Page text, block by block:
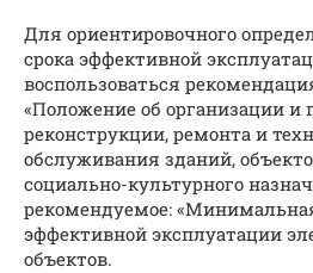
Для ориентировочного
срока эффективной
воспользоваться
«Положение об организации и
реконструкции, ремонта и
обслуживания зданий,
социально-культурного
рекомендуемое:
эффективной эксплуатации
объектов.